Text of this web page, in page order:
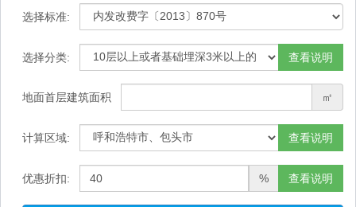
选择标准:
选择分类: 查看说明
地面首层建筑面积 ㎡
计算区域: 查看说明
优惠折扣: % 查看说明